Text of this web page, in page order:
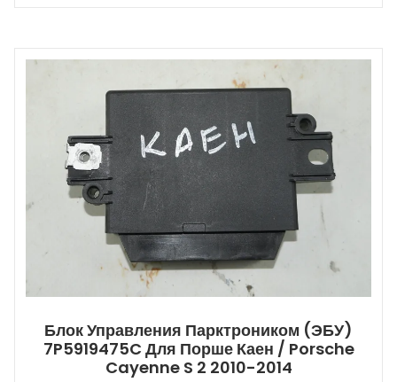
Блок Управления Парктроником (ЭБУ)
7P5919475C Для Порше Каен / Porsche
Cayenne S 2 2010-2014